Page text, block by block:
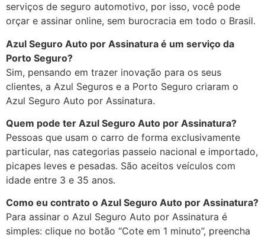
serviços de seguro automotivo, por isso, você pode
orçar e assinar online, sem burocracia em todo o Brasil.
Azul Seguro Auto por Assinatura é um serviço da
Porto Seguro?
Sim, pensando em trazer inovação para os seus
clientes, a Azul Seguros e a Porto Seguro criaram o
Azul Seguro Auto por Assinatura.
Quem pode ter Azul Seguro Auto por Assinatura?
Pessoas que usam o carro de forma exclusivamente
particular, nas categorias passeio nacional e importado,
picapes leves e pesadas. São aceitos veículos com
idade entre 3 e 35 anos.
Como eu contrato o Azul Seguro Auto por Assinatura?
Para assinar o Azul Seguro Auto por Assinatura é
simples: clique no botão “Cote em 1 minuto”, preencha